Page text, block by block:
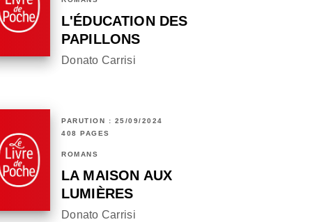
L'ÉDUCATION DES
PAPILLONS
Donato Carrisi
PARUTION : 25/09/2024
408 PAGES
ROMANS
LA MAISON AUX
LUMIÈRES
Donato Carrisi